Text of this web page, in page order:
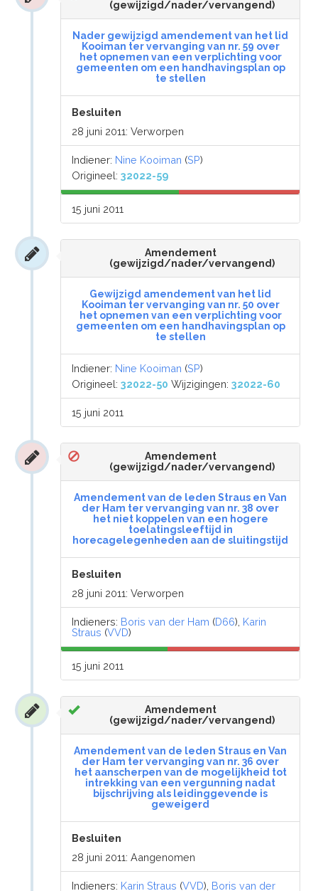
(gewijzigd/nader/vervangend)
Nader gewijzigd amendement van het lid
Kooiman ter vervanging van nr. 59 over
het opnemen van een verplichting voor
gemeenten om een handhavingsplan op
te stellen
Besluiten
28 juni 2011: Verworpen
Indiener: Nine Kooiman (SP)
Origineel:32022-59
15 juni 2011
Amendement
(gewijzigd/nader/vervangend)
Gewijzigd amendement van het lid
Kooiman ter vervanging van nr. 50 over
het opnemen van een verplichting voor
gemeenten om een handhavingsplan op
te stellen
Indiener: Nine Kooiman (SP)
Origineel:32022-50 Wijzigingen:32022-60
15 juni 2011
Amendement
(gewijzigd/nader/vervangend)
Amendement van de leden Straus en Van
der Ham ter vervanging van nr. 38 over
het niet koppelen van een hogere
toelatingsleeftijd in
horecagelegenheden aan de sluitingstijd
Besluiten
28 juni 2011: Verworpen
Indieners: Boris van der Ham (D66), Karin
Straus (VVD)
15 juni 2011
Amendement
(gewijzigd/nader/vervangend)
Amendement van de leden Straus en Van
der Ham ter vervanging van nr. 36 over
het aanscherpen van de mogelijkheid tot
intrekking van een vergunning nadat
bijschrijving als leidinggevende is
geweigerd
Besluiten
28 juni 2011: Aangenomen
Indieners: Karin Straus (VVD), Boris van der